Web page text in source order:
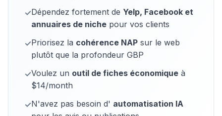
✓Dépendez fortement de Yelp, Facebook et
annuaires de niche pour vos clients
✓Priorisez la cohérence NAP sur le web
plutôt que la profondeur GBP
✓Voulez un outil de fiches économique à
$14/month
✓N'avez pas besoin d' automatisation IA